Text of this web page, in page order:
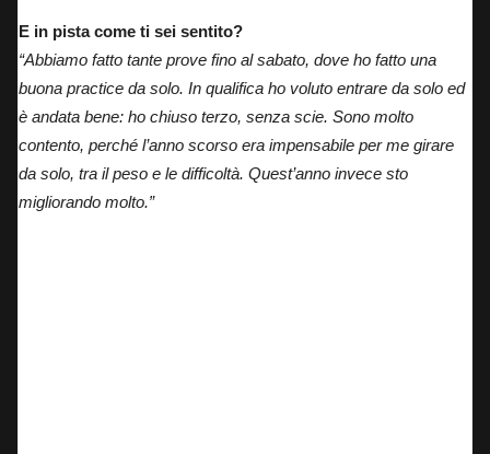
E in pista come ti sei sentito?
“Abbiamo fatto tante prove fino al sabato, dove ho fatto una
buona practice da solo. In qualifica ho voluto entrare da solo ed
è andata bene: ho chiuso terzo, senza scie. Sono molto
contento, perché l’anno scorso era impensabile per me girare
da solo, tra il peso e le difficoltà. Quest’anno invece sto
migliorando molto.”